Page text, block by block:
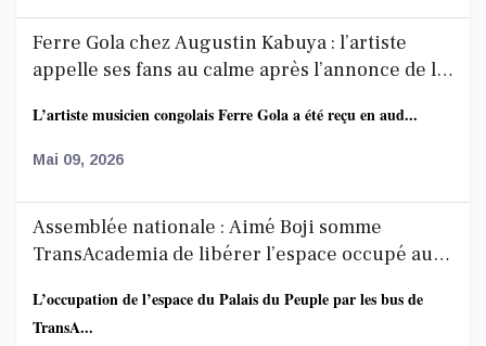
Ferre Gola chez Augustin Kabuya : l’artiste
appelle ses fans au calme après l’annonce de la
L’artiste musicien congolais Ferre Gola a été reçu en aud...
Mai 09, 2026
Assemblée nationale : Aimé Boji somme
TransAcademia de libérer l’espace occupé au
L’occupation de l’espace du Palais du Peuple par les bus de
TransA...